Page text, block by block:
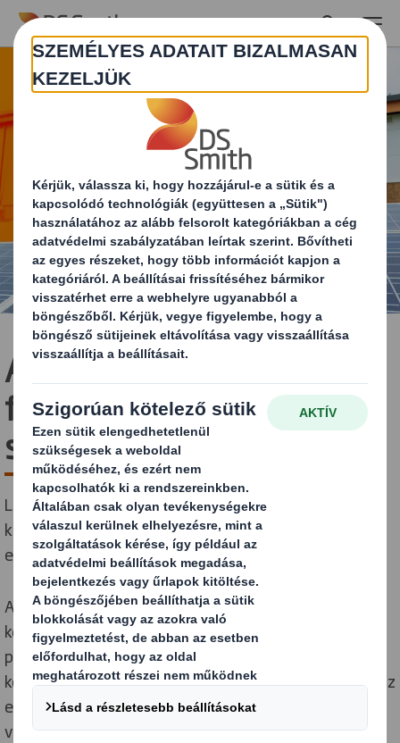
Skip to main content
A jelenben a jövőért
fenntarthatósági
stratégia
Lépéseket teszünk az alacsony szén-dioxid-
kibocsátás, körforgásos gazdaságra való átállás
előmozdítása érdekében.
A DS Smith-nél a fenntarthatóság szerves részét
képezi körforgásos üzleti modellünknek. A legnagyobb
pozitív hatást az alacsony szén-dioxid-kibocsátású,
körforgásos gazdaság megteremtésével érhetjük el. Ez
egy olyan út, amin több mint egy évtizede járunk
vevőinkkel és kollégáinkkal.